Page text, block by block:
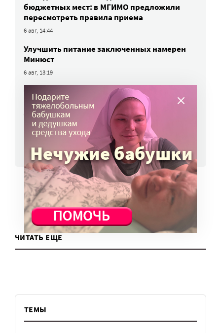
бюджетных мест: в МГИМО предложили
пересмотреть правила приема
6 авг, 14:44
Улучшить питание заключенных намерен
Минюст
6 авг, 13:19
Обязать самозанятых платить пенсионные
взносы предлагают профсоюзы
6 авг, 10:51
ВСЕ НОВОСТИ
ЧИТАТЬ ЕЩЕ
ТЕМЫ